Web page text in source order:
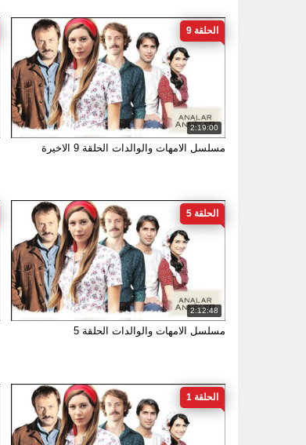
2:19:00
الحلقة 9
مسلسل الامهات والوالدات الحلقة 9 الاخيرة
2:12:48
الحلقة 5
مسلسل الامهات والوالدات الحلقة 5
الحلقة 1